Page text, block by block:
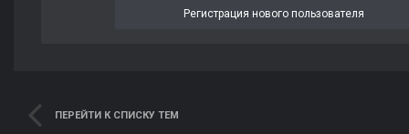
Регистрация нового пользователя
ПЕРЕЙТИ К СПИСКУ ТЕМ